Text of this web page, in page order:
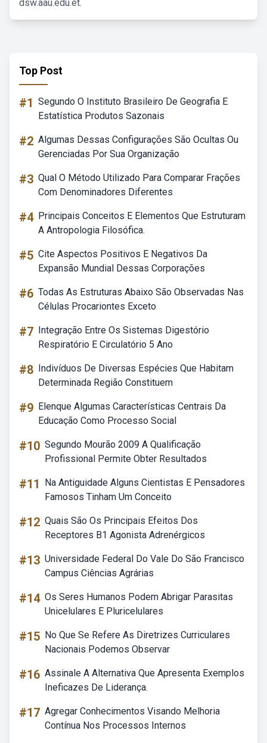
dsw.aau.edu.et.
Top Post
#1 Segundo O Instituto Brasileiro De Geografia E
Estatística Produtos Sazonais
#2 Algumas Dessas Configurações São Ocultas Ou
Gerenciadas Por Sua Organização
#3 Qual O Método Utilizado Para Comparar Frações
Com Denominadores Diferentes
#4 Principais Conceitos E Elementos Que Estruturam
A Antropologia Filosófica.
#5 Cite Aspectos Positivos E Negativos Da
Expansão Mundial Dessas Corporações
#6 Todas As Estruturas Abaixo São Observadas Nas
Células Procariontes Exceto
#7 Integração Entre Os Sistemas Digestório
Respiratório E Circulatório 5 Ano
#8 Indivíduos De Diversas Espécies Que Habitam
Determinada Região Constituem
#9 Elenque Algumas Características Centrais Da
Educação Como Processo Social
#10 Segundo Mourão 2009 A Qualificação
Profissional Permite Obter Resultados
#11
Na Antiguidade Alguns Cientistas E Pensadores
Famosos Tinham Um Conceito
#12 Quais São Os Principais Efeitos Dos
Receptores B1 Agonista Adrenérgicos
#13 Universidade Federal Do Vale Do São Francisco
Campus Ciências Agrárias
#14 Os Seres Humanos Podem Abrigar Parasitas
Unicelulares E Pluricelulares
#15 No Que Se Refere As Diretrizes Curriculares
Nacionais Podemos Observar
#16 Assinale A Alternativa Que Apresenta Exemplos
Ineficazes De Liderança.
#17 Agregar Conhecimentos Visando Melhoria
Contínua Nos Processos Internos